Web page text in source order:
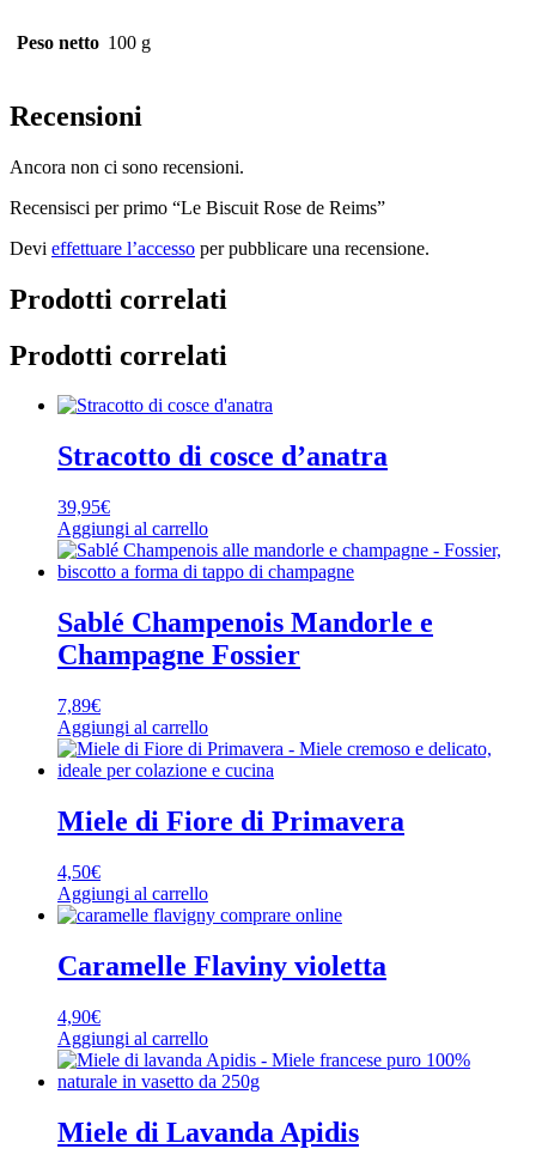
Peso netto 100 g
Recensioni
Ancora non ci sono recensioni.
Recensisci per primo “Le Biscuit Rose de Reims”
Devi effettuare l’accesso per pubblicare una recensione.
Prodotti correlati
Prodotti correlati
Stracotto di cosce d’anatra
39,95€
Aggiungi al carrello
Sablé Champenois Mandorle e
Champagne Fossier
7,89€
Aggiungi al carrello
Miele di Fiore di Primavera
4,50€
Aggiungi al carrello
Caramelle Flaviny violetta
4,90€
Aggiungi al carrello
Miele di Lavanda Apidis